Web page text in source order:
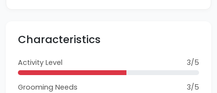
Characteristics
Activity Level 3/5
Grooming Needs 3/5